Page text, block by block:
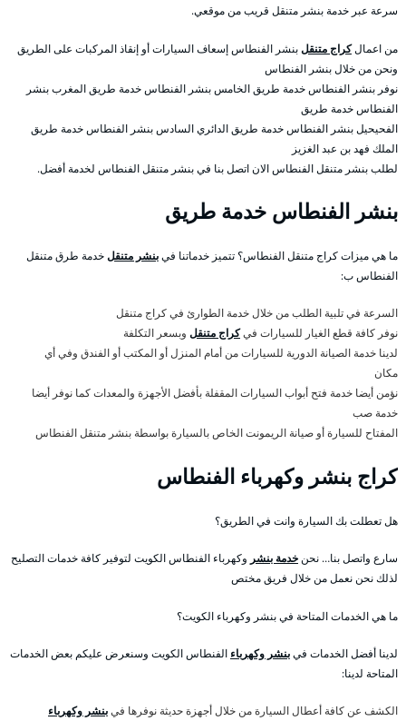
سرعة عبر خدمة بنشر متنقل قريب من موقعي.
من اعمالكراج متنقلبنشر الفنطاس إسعاف السيارات أو إنقاذ المركبات على الطريق
ونحن من خلال بنشر الفنطاس
نوفر بنشر الفنطاس خدمة طريق الخامس بنشر الفنطاس خدمة طريق المغرب بنشر
الفنطاس خدمة طريق
الفحيحيل بنشر الفنطاس خدمة طريق الدائري السادس بنشر الفنطاس خدمة طريق
الملك فهد بن عبد الغزيز
لطلب بنشر متنقل الفنطاس الان اتصل بنا في بنشر متنقل الفنطاس لخدمة أفضل.
بنشر الفنطاس خدمة طريق
ما هي ميزات كراج متنقل الفنطاس؟ تتميز خدماتنا فيبنشر متنقلخدمة طرق متنقل
الفنطاس ب:
السرعة في تلبية الطلب من خلال خدمة الطوارئ في كراج متنقل
نوفر كافة قطع الغيار للسيارات فيكراج متنقل وبسعر التكلفة
لدينا خدمة الصيانة الدورية للسيارات من أمام المنزل أو المكتب أو الفندق وفي أي
مكان
نؤمن أيضا خدمة فتح أبواب السيارات المقفلة بأفضل الأجهزة والمعدات كما نوفر أيضا
خدمة صب
المفتاح للسيارة أو صيانة الريمونت الخاص بالسيارة بواسطة بنشر متنقل الفنطاس
كراج بنشر وكهرباء الفنطاس
هل تعطلت بك السيارة وانت في الطريق؟
سارع واتصل بنا… نحنخدمة بنشر وكهرباء الفنطاس الكويت لتوفير كافة خدمات التصليح
لذلك نحن نعمل من خلال فريق مختص
ما هي الخدمات المتاحة في بنشر وكهرباء الكويت؟
لدينا أفضل الخدمات فيبنشر وكهرباء الفنطاس الكويت وسنعرض عليكم بعض الخدمات
المتاحة لدينا:
الكشف عن كافة أعطال السيارة من خلال أجهزة حديثة نوفرها فيبنشر وكهرباء